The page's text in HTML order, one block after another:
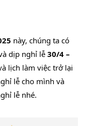
này, chúng ta có
dịp nghỉ lễ 30/4 –
lịch làm việc trở lại
lễ cho mình và
lễ nhé.